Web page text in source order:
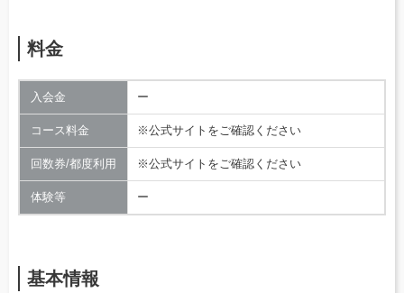
料金
入会金 ー
コース料金 ※公式サイトをご確認ください
回数券/都度利用 ※公式サイトをご確認ください
体験等 ー
基本情報